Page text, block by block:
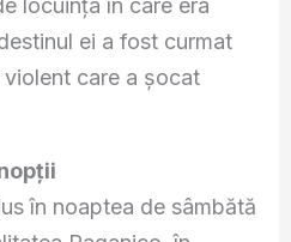
locuința în care era
ei a fost curmat
care a șocat
în noaptea de sâmbătă